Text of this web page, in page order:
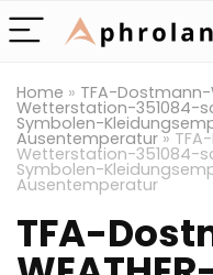
Home » TFA-Dostmann-
Wetterstation-351084-
Symbolen-
Ausentemperatur»
Wetterstation-351084-
Symbolen-
Ausentemperatur
TFA-